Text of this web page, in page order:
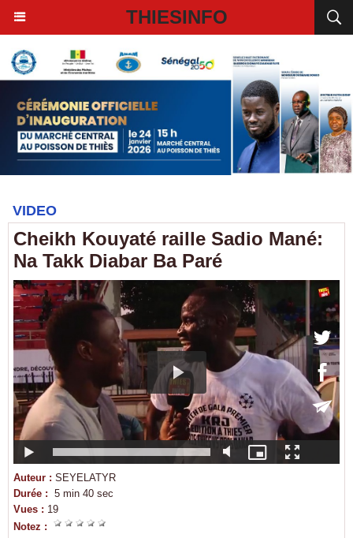
THIESINFO
VIDEO
Cheikh Kouyaté raille Sadio Mané:
Na Takk Diabar Ba Paré
Auteur : SEYELATYR
Durée : 5 min 40 sec
Vues : 19
Notez :